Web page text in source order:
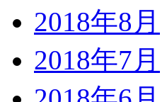
2018年8月
2018年7月